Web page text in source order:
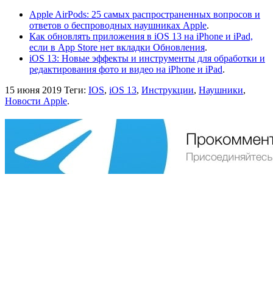
Apple AirPods: 25 самых распространенных вопросов и
ответов о беспроводных наушниках Apple.
Как обновлять приложения в iOS 13 на iPhone и iPad,
если в App Store нет вкладки Обновления.
iOS 13: Новые эффекты и инструменты для обработки и
редактирования фото и видео на iPhone и iPad.
15 июня 2019 Теги: IOS, iOS 13, Инструкции, Наушники,
Новости Apple.